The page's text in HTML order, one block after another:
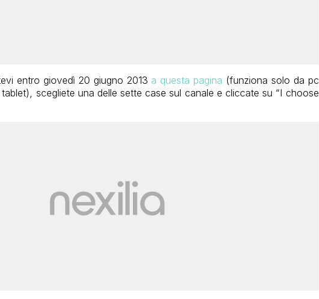
entro giovedì 20 giugno 2013 a questa pagina (funziona solo da pc
scegliete una delle sette case sul canale e cliccate su “I choose